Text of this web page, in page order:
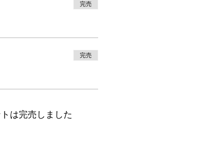
完売
完売
は完売しました